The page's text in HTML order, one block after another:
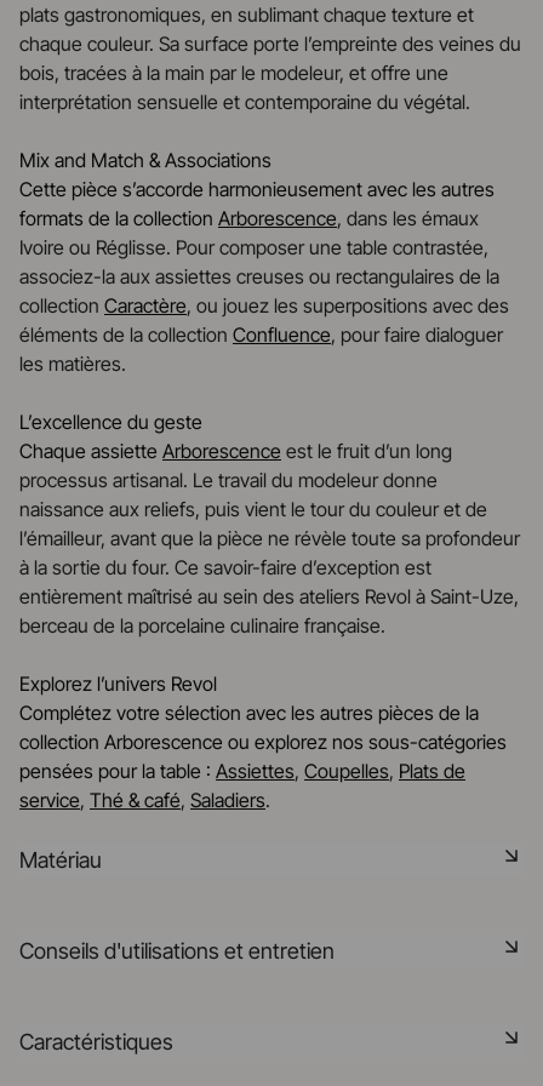
plats gastronomiques, en sublimant chaque texture et
chaque couleur. Sa surface porte l’empreinte des veines du
bois, tracées à la main par le modeleur, et offre une
interprétation sensuelle et contemporaine du végétal.
Mix and Match & Associations
Cette pièce s’accorde harmonieusement avec les autres
formats de la collection Arborescence, dans les émaux
Ivoire ou Réglisse. Pour composer une table contrastée,
associez-la aux assiettes creuses ou rectangulaires de la
collection Caractère, ou jouez les superpositions avec des
éléments de la collection Confluence, pour faire dialoguer
les matières.
L’excellence du geste
Chaque assiette Arborescence est le fruit d’un long
processus artisanal. Le travail du modeleur donne
naissance aux reliefs, puis vient le tour du couleur et de
l’émailleur, avant que la pièce ne révèle toute sa profondeur
à la sortie du four. Ce savoir-faire d’exception est
entièrement maîtrisé au sein des ateliers Revol à Saint-Uze,
berceau de la porcelaine culinaire française.
Explorez l’univers Revol
Complétez votre sélection avec les autres pièces de la
collection Arborescence ou explorez nos sous-catégories
pensées pour la table : Assiettes, Coupelles, Plats de
service, Thé & café, Saladiers.
Matériau
manufacture REVOL. Elle dispose des mêmes qualités
département R&D
Conseils d'utilisations et entretien
Caractéristiques